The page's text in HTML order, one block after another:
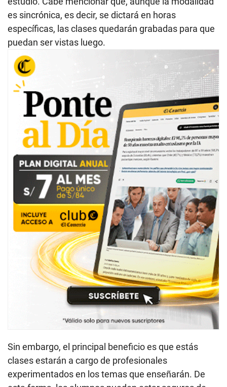
es sincrónica, es decir, se dictará en horas
específicas, las clases quedarán grabadas para que
puedan ser vistas luego.
Sin embargo, el principal beneficio es que estás
clases estarán a cargo de profesionales
experimentados en los temas que enseñarán. De